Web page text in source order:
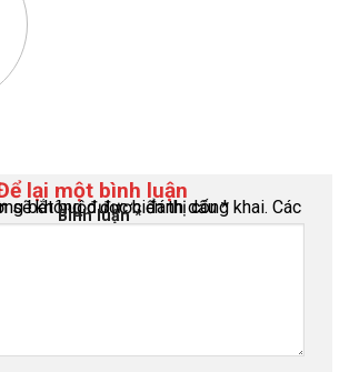
lại một bình luận
sẽ không được hiển thị công khai.
bắt buộc được đánh dấu*
Bình luận*